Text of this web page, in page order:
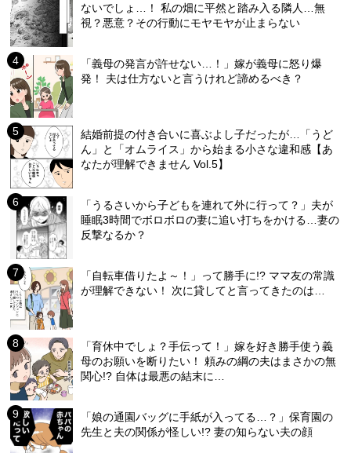
ないでしょ…！ 私の畑に平然と踏み入る隣人…無
視？悪意？その行動にモヤモヤが止まらない
「義母の発言が許せない…！」嫁が義母に怒り爆
発！ 夫は仕方ないと言うけれど諦めるべき？
結婚前提の付き合いに喜ぶよし子だったが…「うど
ん」と「オムライス」から始まる小さな違和感【あ
なたが理解できません Vol.5】
「うるさいから子どもを連れて外に行って？」夫が
睡眠3時間でボロボロの妻に追い打ちをかける…妻の
反撃なるか？
「自転車借りたよ～！」って勝手に!? ママ友の常識
が理解できない！ 次に貸してと言ってきたのは…
「育休中でしょ？手伝って！」嫁を好き勝手使う義
母のお願いを断りたい！ 頼みの綱の夫はまさかの無
関心!? 自体は最悪の結末に…
「娘の通園バッグに手紙が入ってる…？」保育園の
先生と夫の関係が怪しい!? 妻の知らない夫の顔